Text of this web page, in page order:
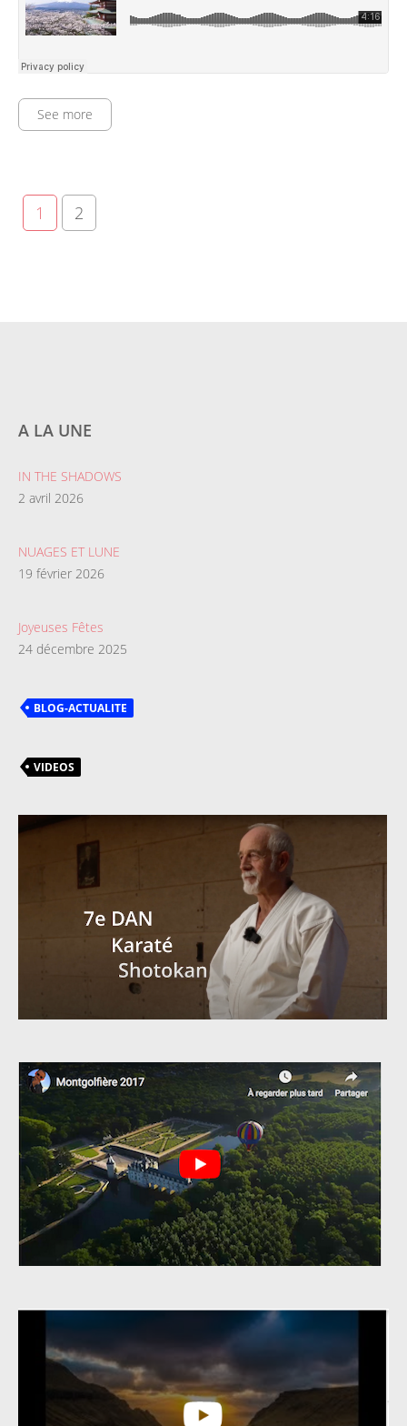
See more
1 2
A LA UNE
IN THE SHADOWS
2 avril 2026
NUAGES ET LUNE
19 février 2026
Joyeuses Fêtes
24 décembre 2025
BLOG-ACTUALITE
VIDEOS